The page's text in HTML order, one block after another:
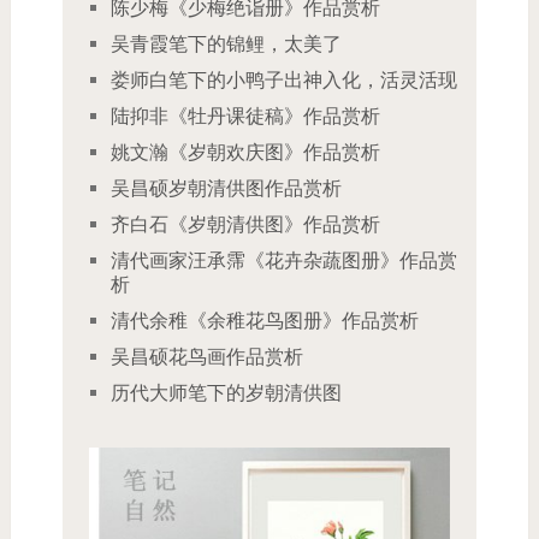
陈少梅《少梅绝诣册》作品赏析
吴青霞笔下的锦鲤，太美了
娄师白笔下的小鸭子出神入化，活灵活现
陆抑非《牡丹课徒稿》作品赏析
姚文瀚《岁朝欢庆图》作品赏析
吴昌硕岁朝清供图作品赏析
齐白石《岁朝清供图》作品赏析
清代画家汪承霈《花卉杂蔬图册》作品赏
析
清代余稚《余稚花鸟图册》作品赏析
吴昌硕花鸟画作品赏析
历代大师笔下的岁朝清供图